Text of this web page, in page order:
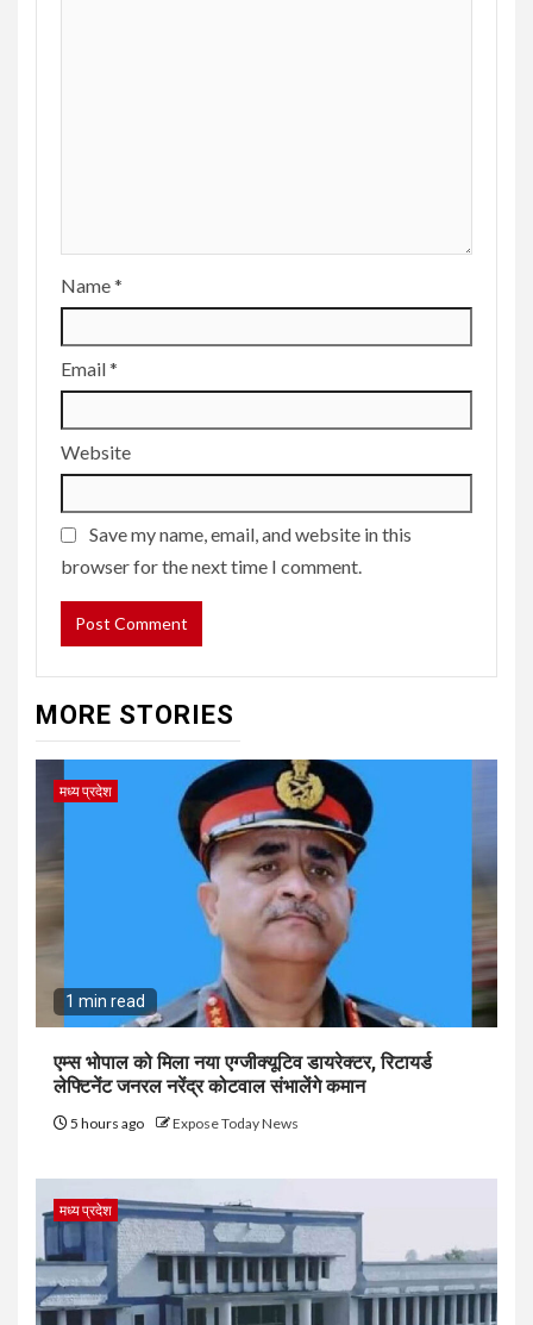
Name*
Email*
Website
Save my name, email, and website in this
browser for the next time I comment.
MORE STORIES
मध्य प्रदेश
1 min read
एम्स भोपाल को मिला नया एग्जीक्यूटिव डायरेक्टर, रिटायर्ड
लेफ्टिनेंट जनरल नरेंद्र कोटवाल संभालेंगे कमान
5 hours ago Expose Today News
मध्य प्रदेश